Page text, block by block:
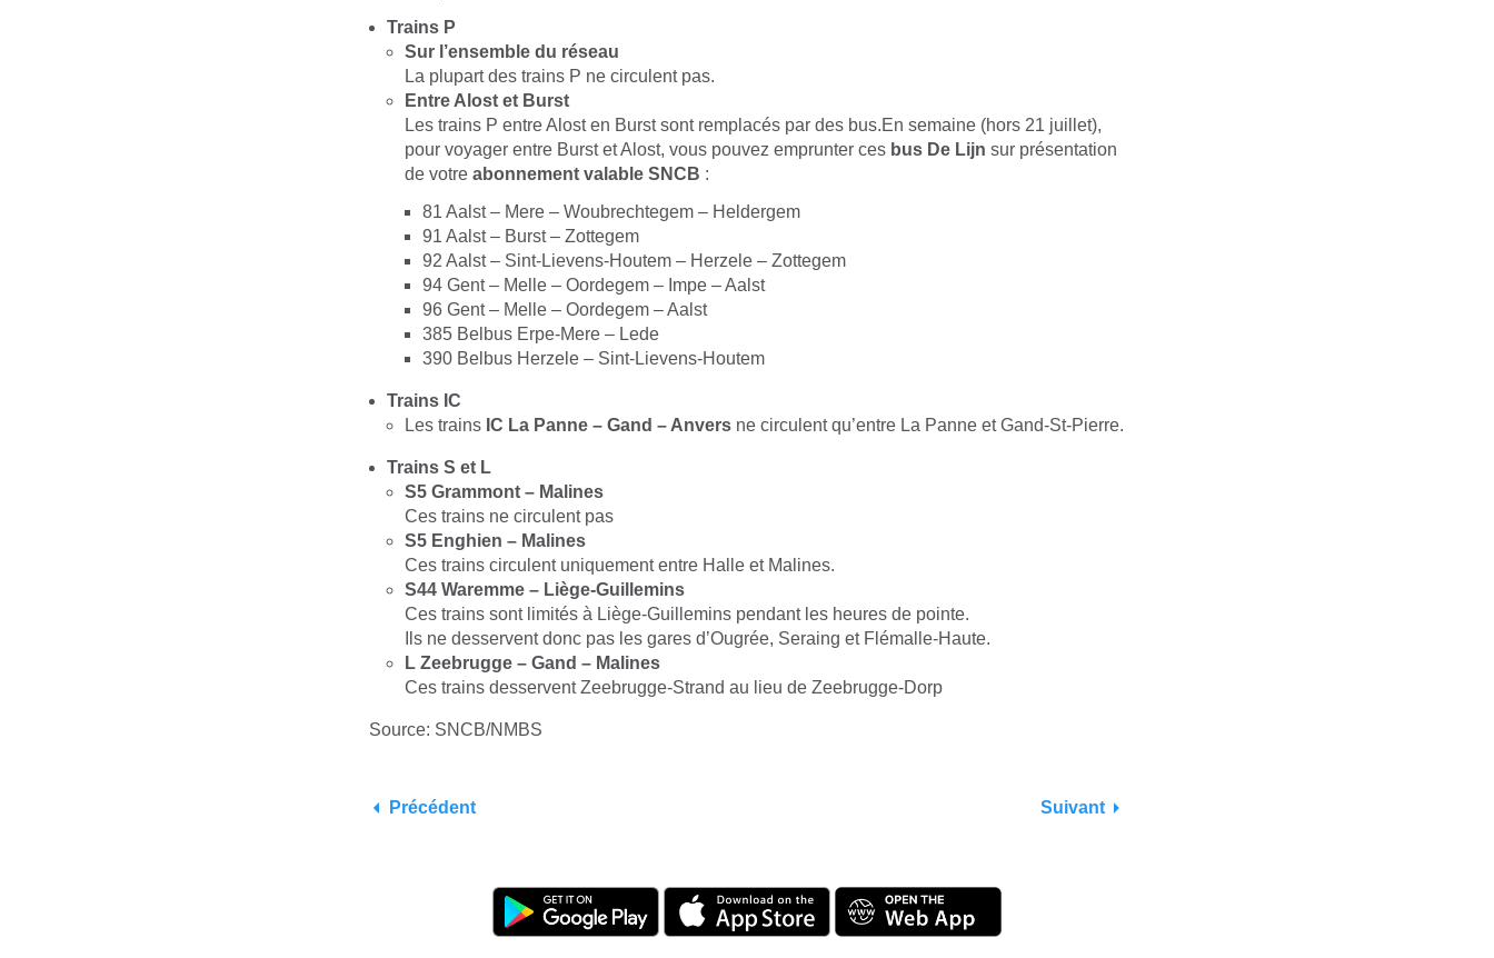
Trains P
Sur l’ensemble du réseau
La plupart des trains P ne circulent pas.
Entre Alost et Burst
Les trains P entre Alost en Burst sont remplacés par des bus.En semaine (hors 21 juillet),
pour voyager entre Burst et Alost, vous pouvez emprunter ces bus De Lijn sur présentation
de votre abonnement valable SNCB :
81 Aalst – Mere – Woubrechtegem – Heldergem
91 Aalst – Burst – Zottegem
92 Aalst – Sint-Lievens-Houtem – Herzele – Zottegem
94 Gent – Melle – Oordegem – Impe – Aalst
96 Gent – Melle – Oordegem – Aalst
385 Belbus Erpe-Mere – Lede
390 Belbus Herzele – Sint-Lievens-Houtem
Trains IC
Les trains IC La Panne – Gand – Anvers ne circulent qu’entre La Panne et Gand-St-Pierre.
Trains S et L
S5 Grammont – Malines
Ces trains ne circulent pas
S5 Enghien – Malines
Ces trains circulent uniquement entre Halle et Malines.
S44 Waremme – Liège-Guillemins
Ces trains sont limités à Liège-Guillemins pendant les heures de pointe.
Ils ne desservent donc pas les gares d’Ougrée, Seraing et Flémalle-Haute.
L Zeebrugge – Gand – Malines
Ces trains desservent Zeebrugge-Strand au lieu de Zeebrugge-Dorp
Source: SNCB/NMBS
Précédent Suivant